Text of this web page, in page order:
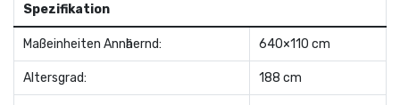
Spezifikation
Maßeinheiten Annӓhernd: 640×110 cm
Altersgrad: 188 cm